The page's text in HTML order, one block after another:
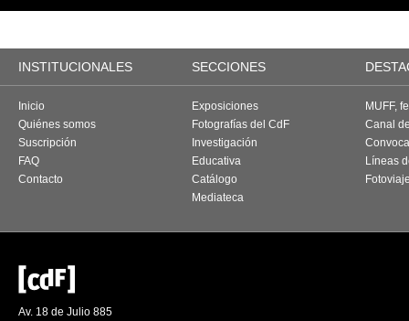
INSTITUCIONALES SECCIONES
Inicio
Quiénes somos
Suscripción
FAQ
Contacto
Exposiciones
Fotografías del CdF
Investigación
Educativa
Catálogo
Mediateca
MUFF,
Canal
Líneas
Av. 18 de Julio 885